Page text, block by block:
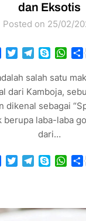
dan Eksotis
Posted on 25/02/
Facebook
TwitterTelegram
Skype
salah satu
dari Kamboja,
dikenal sebagai
berupa laba-laba
dari…
Facebook
TwitterTelegram
Skype